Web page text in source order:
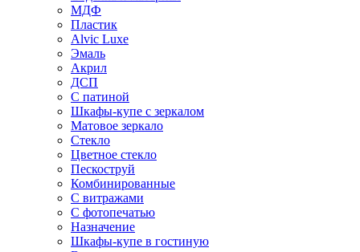
МДФ
Пластик
Alvic Luxe
Эмаль
Акрил
ДСП
С патиной
Шкафы-купе с зеркалом
Матовое зеркало
Стекло
Цветное стекло
Пескоструй
Комбинированные
С витражами
С фотопечатью
Назначение
Шкафы-купе в гостиную